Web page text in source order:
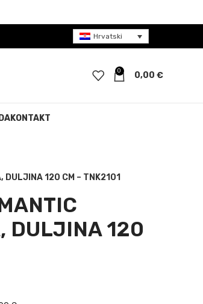
Hrvatski
0 0,00 €
KONTAKT
DULJINA 120 CM – TNK2101
DULJINA 120
€.